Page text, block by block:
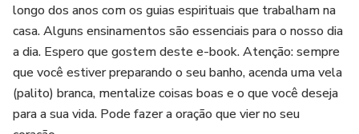
Rituais para diversos momentos e necessidades.
Explicações detalhadas sobre os benefícios de cada
prática.
Seja para limpar energias acumuladas, fortalecer seu
longo dos anos com os guias espirituais que trabalham na
casa. Alguns ensinamentos são essenciais para o nosso dia
a dia. Espero que gostem deste e-book. Atenção: sempre
que você estiver preparando o seu banho, acenda uma vela
(palito) branca, mentalize coisas boas e o que você deseja
para a sua vida. Pode fazer a oração que vier no seu